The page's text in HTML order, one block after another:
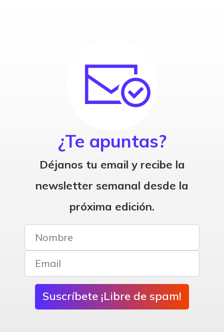
¿Te apuntas?
Déjanos tu email y recibe la
newsletter semanal desde la
próxima edición.
Suscríbete ¡Libre de spam!